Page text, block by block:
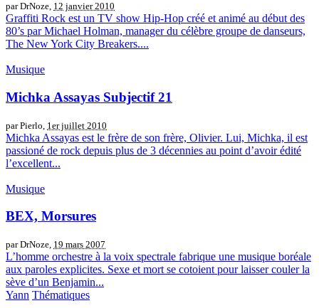
par DrNoze, 12 janvier 2010
Graffiti Rock est un TV show Hip-Hop créé et animé au début des
80’s par Michael Holman, manager du célèbre groupe de danseurs,
The New York City Breakers....
Musique
Michka Assayas Subjectif 21
par Pierlo, 1er juillet 2010
Michka Assayas est le frère de son frère, Olivier. Lui, Michka, il est
passioné de rock depuis plus de 3 décennies au point d’avoir édité
l’excellent...
Musique
BEX, Morsures
par DrNoze, 19 mars 2007
L’homme orchestre à la voix spectrale fabrique une musique boréale
aux paroles explicites. Sexe et mort se cotoient pour laisser couler la
sève d’un Benjamin...
Yann Thématiques